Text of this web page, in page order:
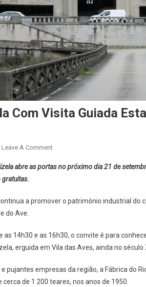
Com Visita Guiada
Leave A CommentOn
Do
Com
Esta
Quarta-
abre as portas no próximo dia 21 de
gratuitas.
a promover o património industrial do
do Ave.
as 14h30 e as 16h30, o convite é para
erguida em Vila das Aves, ainda no século
pujantes empresas da região, a Fábrica do
de 1 200 teares, nos anos de 1950.